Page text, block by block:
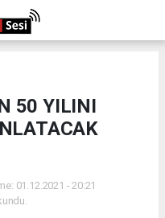
50 YILINI
01.12.2021 - 20:21